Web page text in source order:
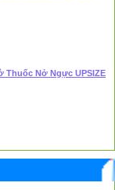
Thuốc Nở Ngực UPSIZE